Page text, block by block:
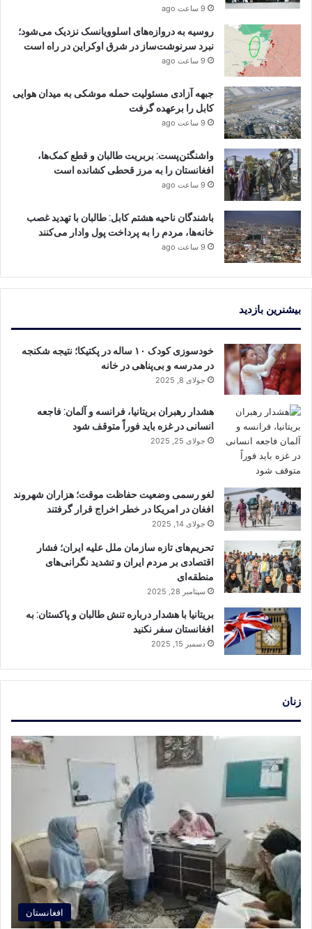
9 ساعت ago
روسیه به دروازه‌های اسلوویانسک نزدیک می‌شود؛
نبرد سرنوشت‌ساز در شرق اوکراین در راه است
9 ساعت ago
جبهه آزادی مسئولیت حمله موشکی به میدان هوایی
کابل را برعهده گرفت
9 ساعت ago
واشنگتن‌پست: بربریت طالبان و قطع کمک‌ها،
افغانستان را به مرز قحطی کشانده است
9 ساعت ago
باشندگان ناحیه هشتم کابل: طالبان با تهدید غصب
خانه‌ها، مردم را به پرداخت پول وادار می‌کنند
9 ساعت ago
بیشنرین بازدید
خودسوزی کودک ۱۰ ساله در پکتیکا؛ نتیجه شکنجه‌
در مدرسه و بی‌پناهی در خانه
جولای 8, 2025
هشدار رهبران بریتانیا، فرانسه و آلمان: فاجعه
انسانی در غزه باید فوراً متوقف شود
جولای 25, 2025
لغو رسمی وضعیت حفاظت موقت؛ هزاران شهروند
افغان در امریکا در خطر اخراج قرار گرفتند
جولای 14, 2025
تحریم‌های تازه سازمان ملل علیه ایران؛ فشار
اقتصادی بر مردم ایران و تشدید نگرانی‌های
منطقه‌ای
سپتامبر 28, 2025
بریتانیا با هشدار درباره تنش طالبان و پاکستان: به
افغانستان سفر نکنید
دسمبر 15, 2025
زنان
افغانستان